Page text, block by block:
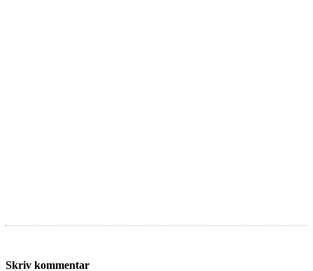
Skriv kommentar